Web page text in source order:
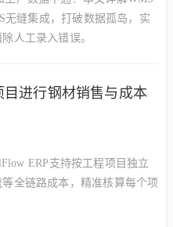
无缝集成，打破数据孤岛，实
人工录入错误。
目进行钢材销售与成本
ERP支持按工程项目独立
全链路成本，精准核算每个项